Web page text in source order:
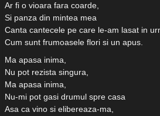
Ar fi o vioara fara coarde,
Si panza din mintea mea
Canta cantecele pe care le-am lasat in
Cum sunt frumoasele flori si un apus.
Ma apasa inima,
Nu pot rezista singura,
Ma apasa inima,
Nu-mi pot gasi drumul spre casa
Asa ca vino si elibereaza-ma,